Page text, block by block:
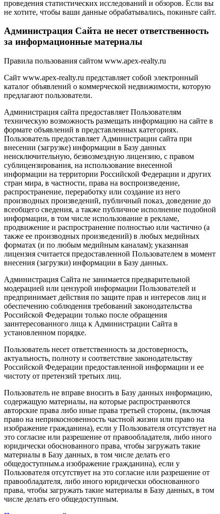
проведения статистических исследований и обзоров. Если вы
не хотите, чтобы ваши данные обрабатывались, покиньте сайт.
Администрация Сайта не несет ответственность
за информационные материалы
Правила пользования сайтом www.apex-realty.ru
Сайт www.apex-realty.ru представляет собой электронный
каталог объявлений о коммерческой недвижимости, которую
предлагают пользователи.
Администрация сайта предоставляет Пользователям
техническую возможность размещать информацию на сайте в
формате объявлений в представленных категориях.
Пользователь предоставляет Администрации сайта при
внесении (загрузке) информации в Базу данных
неисключительную, безвозмездную лицензию, с правом
сублицензирования, на использование внесенной
информации на территории Российской Федерации и других
стран мира, в частности, права на воспроизведение,
распространение, переработку или создание из него
производных произведений, публичный показ, доведение до
всеобщего сведения, а также публичное исполнение подобной
информации, в том числе использование в рекламе,
продвижение и распространение полностью или частично (а
также ее производных произведений) в любых медийных
форматах (и по любым медийным каналам); указанная
лицензия считается предоставленной Пользователем в момент
внесения (загрузки) информации в Базу данных.
Администрация Сайта не занимается предварительной
модерацией или цензурой информации Пользователей и
предпринимает действия по защите прав и интересов лиц и
обеспечению соблюдения требований законодательства
Российской Федерации только после обращения
заинтересованного лица к Администрации Сайта в
установленном порядке.
Пользователь несет ответственность за достоверность,
актуальность, полноту и соответствие законодательству
Российской Федерации предоставленной информации и ее
чистоту от претензий третьих лиц.
Пользователь не вправе вносить в Базу данных информацию,
содержащую материалы, на которые распространяются
авторские права либо иные права третьей стороны, (включая
право на неприкосновенность частной жизни или право на
изображение гражданина), если у Пользователя отсутствует на
это согласие или разрешение от правообладателя, либо иного
юридически обоснованного права, чтобы загружать такие
материалы в Базу данных, в том числе делать его
общедоступным.а изображение гражданина), если у
Пользователя отсутствует на это согласие или разрешение от
правообладателя, либо иного юридически обоснованного
права, чтобы загружать такие материалы в Базу данных, в том
числе делать его общедоступным.